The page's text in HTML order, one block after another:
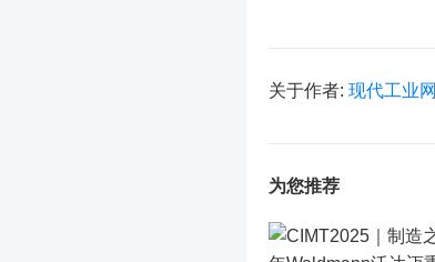
关于作者: 现代工业网
为您推荐